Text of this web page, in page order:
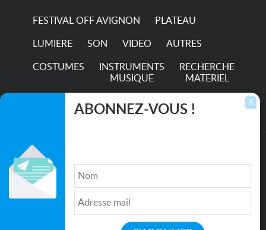
FESTIVAL OFF AVIGNON PLATEAU
LUMIERE SON VIDEO AUTRES
COSTUMES
INSTRUMENTS
MUSIQUE
RECHERCHE
MATERIEL
TRANSPORTS
Qui sommes nous ?| Médias
Politique de confidentialité| Partenaires|
Mentions légales
X
ABONNEZ-VOUS !